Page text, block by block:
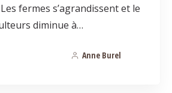
fermes s’agrandissent et le
diminue à…
Anne Burel